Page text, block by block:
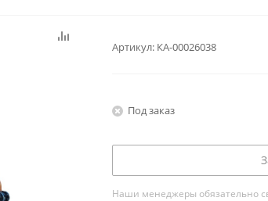
Артикул: КА-00026038
Под заказ
Наши менеджеры обязательно